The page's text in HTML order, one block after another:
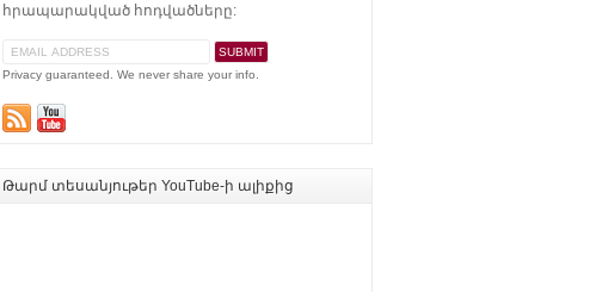
հրապարակված հոդվածները:
Privacy guaranteed. We never share your info.
Թարմ տեսանյութեր YouTube-ի ալիքից